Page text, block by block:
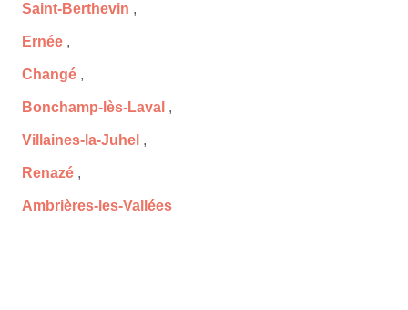
Saint-Berthevin ,
Ernée ,
Changé ,
Bonchamp-lès-Laval ,
Villaines-la-Juhel ,
Renazé ,
Ambrières-les-Vallées